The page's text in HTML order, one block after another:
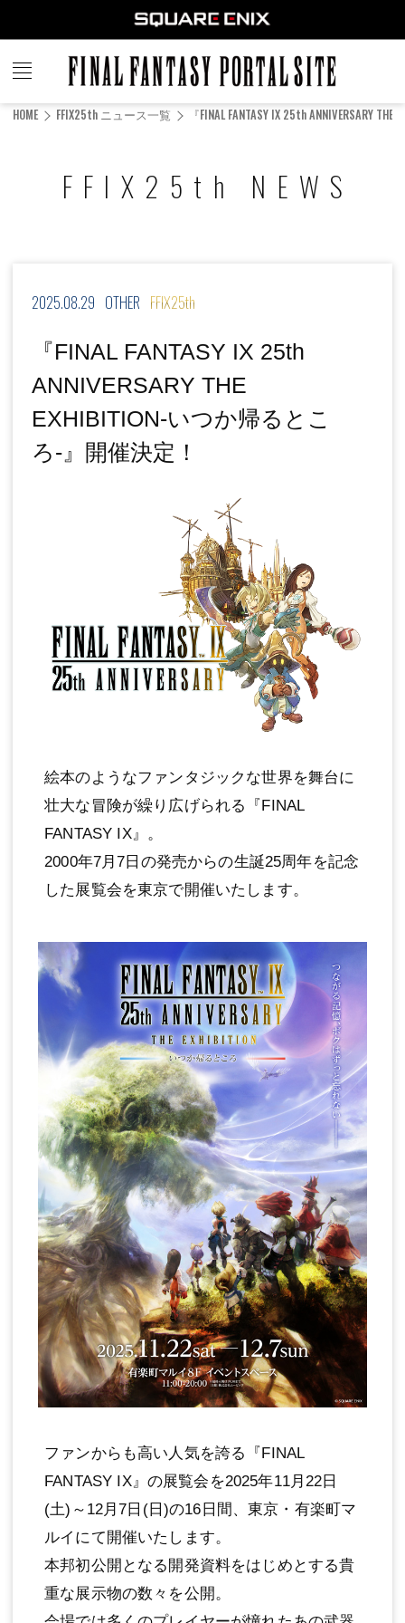
FINAL
FANTASY
HOME FFIX25th ニュース一覧 『FINAL FANTASY IX 25th ANNIVERSARY
FFIX25th NEWS
OTHER FFIX25th
2025.08.29
『FINAL FANTASY IX 25th
ANNIVERSARY THE
EXHIBITION‐いつか帰るとこ
ろ‐』開催決定！
絵本のようなファンタジックな世界を舞台に
壮大な冒険が繰り広げられる『FINAL
FANTASY IX』。
2000年7月7日の発売からの生誕25周年を記念
した展覧会を東京で開催いたします。
ファンからも高い人気を誇る『FINAL
FANTASY IX』の展覧会を2025年11月22日
(土)～12月7日(日)の16日間、東京・有楽町マ
ルイにて開催いたします。
本邦初公開となる開発資料をはじめとする貴
重な展示物の数々を公開。